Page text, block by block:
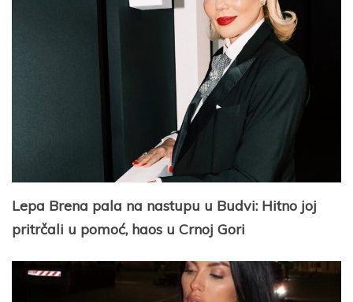
Lepa Brena pala na nastupu u Budvi: Hitno joj
pritrčali u pomoć, haos u Crnoj Gori